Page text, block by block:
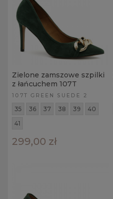
Zielone zamszowe szpilki
z łańcuchem 107T
107T GREEN SUEDE 2
35 36 37 38 39
40
41
299,00 zł